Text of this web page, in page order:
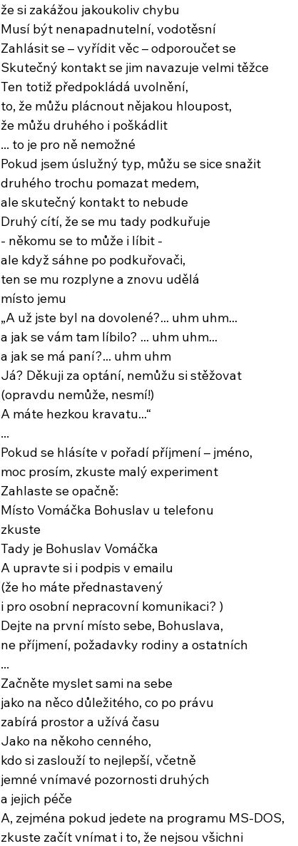
že si zakážou jakoukoliv chybu
Musí být nenapadnutelní, vodotěsní
Zahlásit se – vyřídit věc – odporoučet se
Skutečný kontakt se jim navazuje velmi těžce
Ten totiž předpokládá uvolnění,
to, že můžu plácnout nějakou hloupost,
že můžu druhého i poškádlit
... to je pro ně nemožné
Pokud jsem úslužný typ, můžu se sice snažit
druhého trochu pomazat medem,
ale skutečný kontakt to nebude
Druhý cítí, že se mu tady podkuřuje
- někomu se to může i líbit -
ale když sáhne po podkuřovači,
ten se mu rozplyne a znovu udělá
místo jemu
„A už jste byl na dovolené?... uhm uhm...
a jak se vám tam líbilo? ... uhm uhm...
a jak se má paní?... uhm uhm
Já? Děkuji za optání, nemůžu si stěžovat
(opravdu nemůže, nesmí!)
A máte hezkou kravatu...“
...
Pokud se hlásíte v pořadí příjmení – jméno,
moc prosím, zkuste malý experiment
Zahlaste se opačně:
Místo Vomáčka Bohuslav u telefonu
zkuste
Tady je Bohuslav Vomáčka
A upravte si i podpis v emailu
(že ho máte přednastavený
i pro osobní nepracovní komunikaci? )
Dejte na první místo sebe, Bohuslava,
ne příjmení, požadavky rodiny a ostatních
...
Začněte myslet sami na sebe
jako na něco důležitého, co po právu
zabírá prostor a užívá času
Jako na někoho cenného,
kdo si zaslouží to nejlepší, včetně
jemné vnímavé pozornosti druhých
a jejich péče
A, zejména pokud jedete na programu MS-DOS,
zkuste začít vnímat i to, že nejsou všichni